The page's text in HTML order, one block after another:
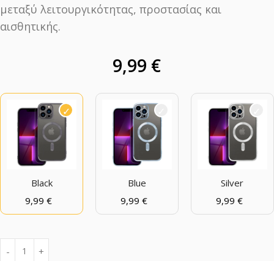
μεταξύ λειτουργικότητας, προστασίας και
αισθητικής.
9,99 €
Black
9,99 €
Blue
9,99 €
Silver
9,99 €